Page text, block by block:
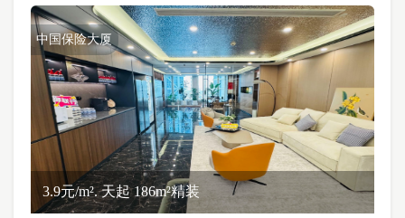
中国保险大厦
3.9元/m². 天起 186m²精装